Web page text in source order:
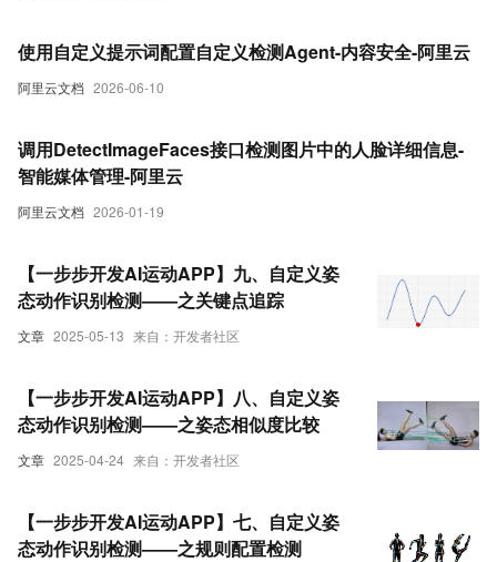
阿里云文档 2026-06-10
使用自定义提示词配置自定义检测Agent-内容安全-阿里云
阿里云文档 2026-01-19
调用DetectImageFaces接口检测图片中的人脸详细信息-
智能媒体管理-阿里云
文章 2025-05-13 来自：开发者社区
【一步步开发AI运动APP】九、自定义姿
态动作识别检测——之关键点追踪
文章 2025-04-24 来自：开发者社区
【一步步开发AI运动APP】八、自定义姿
态动作识别检测——之姿态相似度比较
【一步步开发AI运动APP】七、自定义姿
态动作识别检测——之规则配置检测